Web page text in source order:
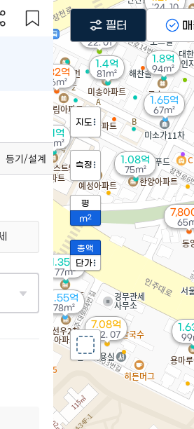
2.1억
95m²
1.65억
67m²
1.4억
81m²
1.32억
66m²
'24. 10
1.35억
77m²
1.8억
94m²
1.08억
75m²
7.08억
'22. 07
1.55억
78m²
3억
'22. 01
지도
측정
평
m2
총액
단가
필터
등기/설계